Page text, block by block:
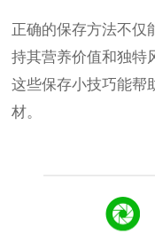
正确的保存方法不仅
持其营养价值和独特
这些保存小技巧能帮
材。